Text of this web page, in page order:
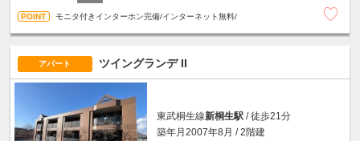
モニタ付きインターホン完備/インターネット無料/
アパート ツイングランデ II
東武桐生線新桐生駅 / 徒歩21分
築年月2007年8月 / 2階建